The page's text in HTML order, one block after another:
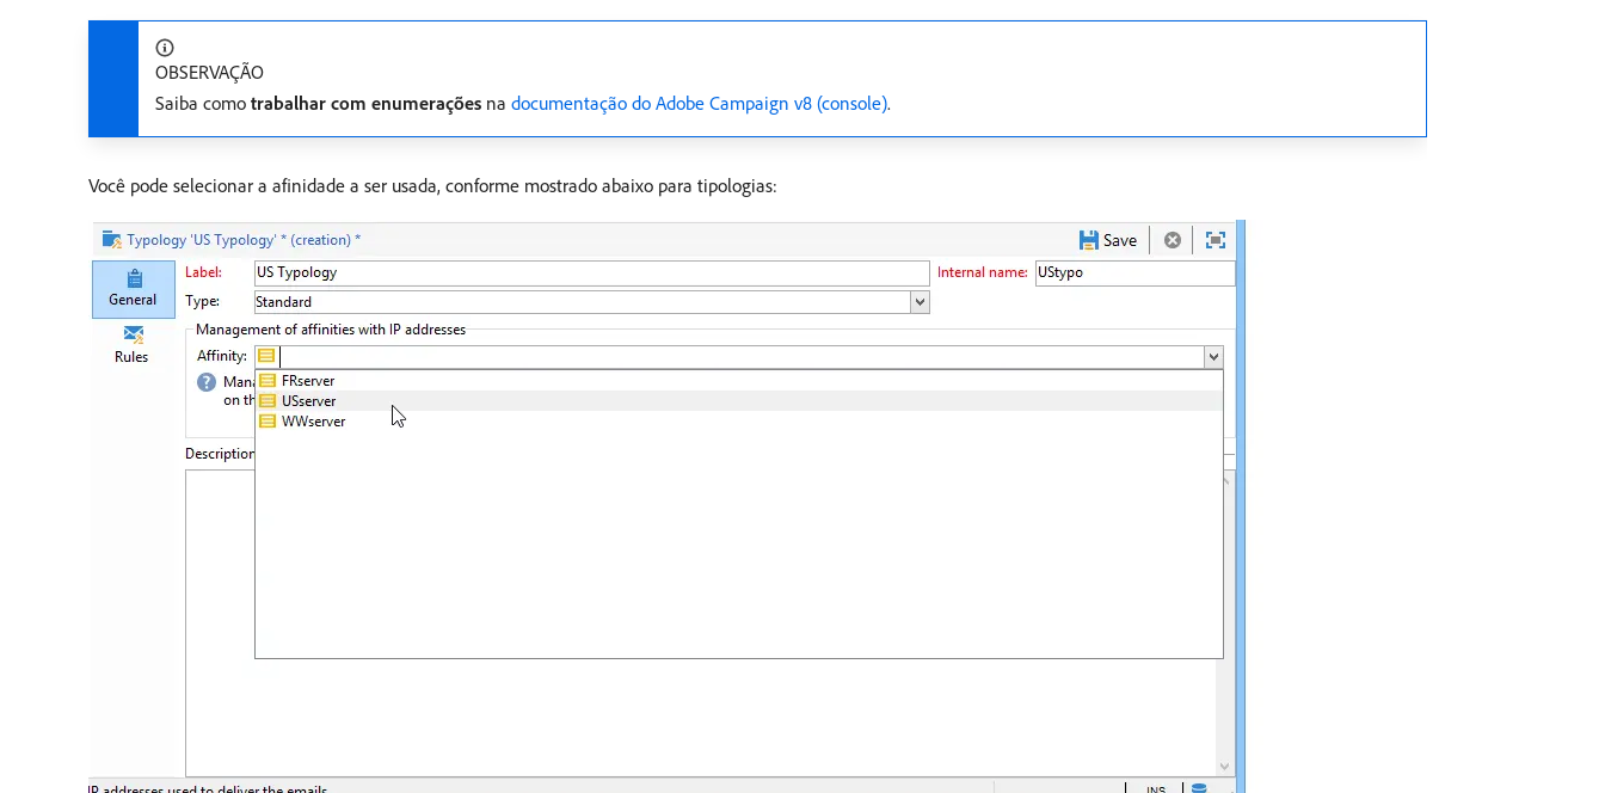
OBSERVAÇÃO
Saiba como trabalhar com enumerações na documentação do Adobe Campaign v8 (console).
Você pode selecionar a afinidade a ser usada, conforme mostrado abaixo para tipologias: